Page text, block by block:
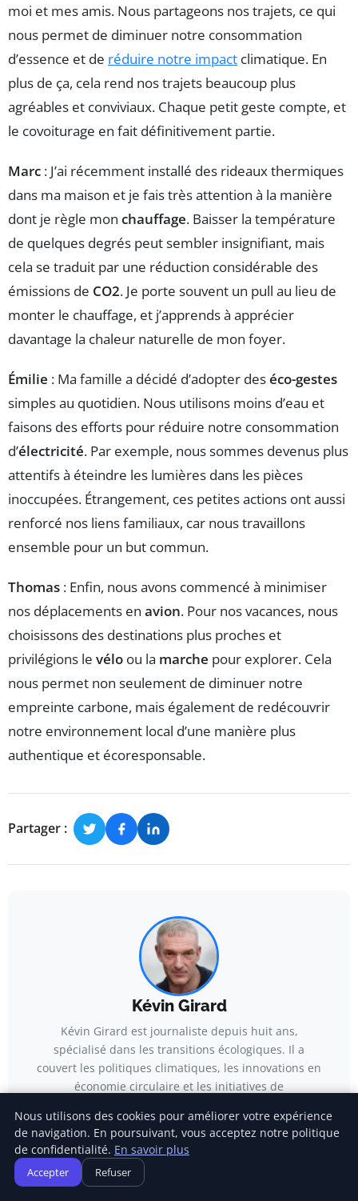
moi et mes amis. Nous partageons nos trajets, ce qui
nous permet de diminuer notre consommation
d’essence et de réduire notre impact climatique. En
plus de ça, cela rend nos trajets beaucoup plus
agréables et conviviaux. Chaque petit geste compte, et
le covoiturage en fait définitivement partie.
Marc : J’ai récemment installé des rideaux thermiques
dans ma maison et je fais très attention à la manière
dont je règle mon chauffage. Baisser la température
de quelques degrés peut sembler insignifiant, mais
cela se traduit par une réduction considérable des
émissions de CO2. Je porte souvent un pull au lieu de
monter le chauffage, et j’apprends à apprécier
davantage la chaleur naturelle de mon foyer.
Émilie : Ma famille a décidé d’adopter deséco-gestes
simples au quotidien. Nous utilisons moins d’eau et
faisons des efforts pour réduire notre consommation
d’électricité. Par exemple, nous sommes devenus plus
attentifs à éteindre les lumières dans les pièces
inoccupées. Étrangement, ces petites actions ont aussi
renforcé nos liens familiaux, car nous travaillons
ensemble pour un but commun.
Thomas : Enfin, nous avons commencé à minimiser
nos déplacements en avion. Pour nos vacances, nous
choisissons des destinations plus proches et
privilégions le vélo ou la marche pour explorer. Cela
nous permet non seulement de diminuer notre
empreinte carbone, mais également de redécouvrir
notre environnement local d’une manière plus
authentique et écoresponsable.
Partager :
Kévin Girard
Kévin Girard est journaliste depuis huit ans,
spécialisé dans les transitions écologiques. Il a
couvert les politiques climatiques, les innovations en
économie circulaire et les initiatives de
d’enquête dans plusieurs régions françaises. Ses
articles analysent les enjeux environnementaux à
l’échelle locale comme internationale.
Voir tous les articles →
Nous utilisons des cookies pour améliorer votre expérience
de navigation. En poursuivant, vous acceptez notre politique
de confidentialité. En savoir plus
Accepter Refuser